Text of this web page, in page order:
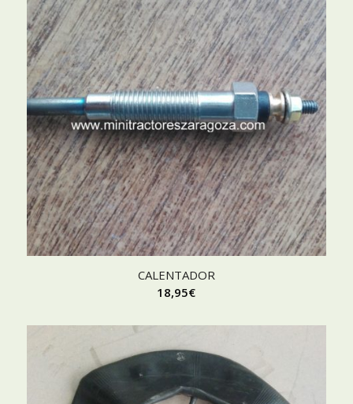
CALENTADOR
18,95€